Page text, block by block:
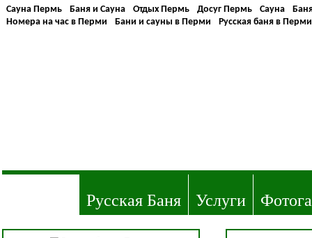
Сауна Пермь Баня и Сауна Отдых Пермь Досуг Пермь Сауна
Номера на час в Перми
Бани и сауны в Перми Русская баня в Перми
Русская Баня Услуги